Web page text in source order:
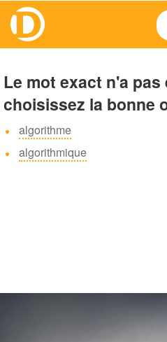
Le mot exact n'a pas
choisissez la bonne
algorithme
algorithmique